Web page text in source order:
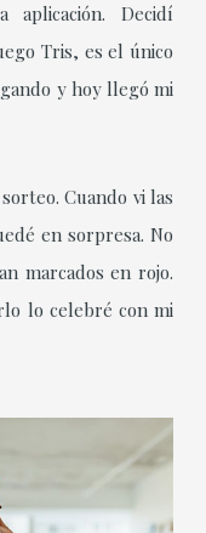
Decidí
Tris, es el único
y hoy llegó mi
Cuando vi las
en sorpresa. No
marcados en rojo.
lo celebré con mi